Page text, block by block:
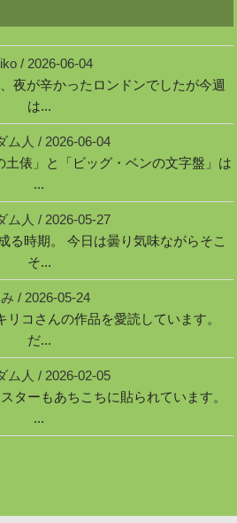
/ 2026-06-04
夜が辛かったロンドンでしたが今週
は...
ム人 / 2026-06-04
土俵」と「ビッグ・ベンの文字盤」は
...
ム人 / 2026-05-27
る時期。 今日は曇り気味ながらそこ
そ...
/ 2026-05-24
リコさんの作品を愛読しています。
だ...
ム人 / 2026-02-05
ターもあちこちに貼られています。
...